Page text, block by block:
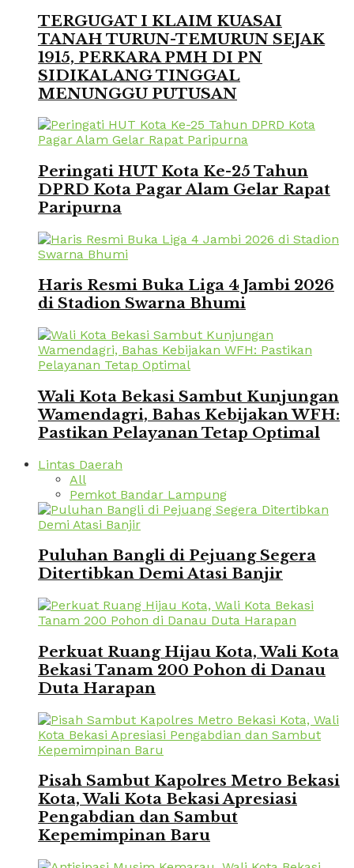
TERGUGAT I KLAIM KUASAI
TANAH TURUN-TEMURUN SEJAK
1915, PERKARA PMH DI PN
SIDIKALANG TINGGAL
MENUNGGU PUTUSAN
Peringati HUT Kota Ke-25 Tahun
DPRD Kota Pagar Alam Gelar Rapat
Paripurna
Haris Resmi Buka Liga 4 Jambi 2026
di Stadion Swarna Bhumi
Wali Kota Bekasi Sambut Kunjungan
Wamendagri, Bahas Kebijakan WFH:
Pastikan Pelayanan Tetap Optimal
Lintas Daerah
All
Pemkot Bandar Lampung
Puluhan Bangli di Pejuang Segera
Ditertibkan Demi Atasi Banjir
Perkuat Ruang Hijau Kota, Wali Kota
Bekasi Tanam 200 Pohon di Danau
Duta Harapan
Pisah Sambut Kapolres Metro Bekasi
Kota, Wali Kota Bekasi Apresiasi
Pengabdian dan Sambut
Kepemimpinan Baru